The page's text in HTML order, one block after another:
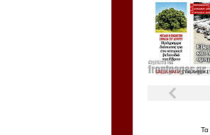
Τα